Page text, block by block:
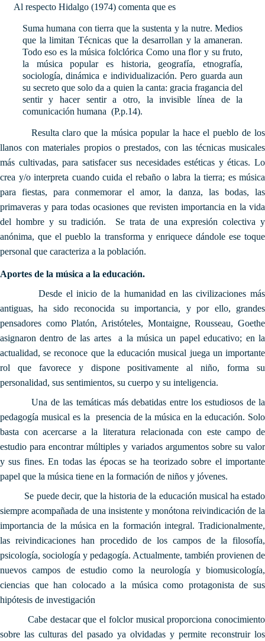
Al respecto Hidalgo (1974) comenta que es
Suma humana con tierra que la sustenta y la nutre. Medios
que la limitan Técnicas que la desarrollan y la amaneran.
Todo eso es la música folclórica Como una flor y su fruto,
la música popular es historia, geografía, etnografía,
sociología, dinámica e individualización. Pero guarda aun
su secreto que solo da a quien la canta: gracia fragancia del
sentir y hacer sentir a otro, la invisible línea de la
comunicación humana (P.p.14).
Resulta claro que la música popular la hace el pueblo de los
llanos con materiales propios o prestados, con las técnicas musicales
más cultivadas, para satisfacer sus necesidades estéticas y éticas. Lo
crea y/o interpreta cuando cuida el rebaño o labra la tierra; es música
para fiestas, para conmemorar el amor, la danza, las bodas, las
primaveras y para todas ocasiones que revisten importancia en la vida
del hombre y su tradición. Se trata de una expresión colectiva y
anónima, que el pueblo la transforma y enriquece dándole ese toque
personal que caracteriza a la población.
Aportes de la música a la educación.
Desde el inicio de la humanidad en las civilizaciones más
antiguas, ha sido reconocida su importancia, y por ello, grandes
pensadores como Platón, Aristóteles, Montaigne, Rousseau, Goethe
asignaron dentro de las artes a la música un papel educativo; en la
actualidad, se reconoce que la educación musical juega un importante
rol que favorece y dispone positivamente al niño, forma su
personalidad, sus sentimientos, su cuerpo y su inteligencia.
Una de las temáticas más debatidas entre los estudiosos de la
pedagogía musical es la presencia de la música en la educación. Solo
basta con acercarse a la literatura relacionada con este campo de
estudio para encontrar múltiples y variados argumentos sobre su valor
y sus fines. En todas las épocas se ha teorizado sobre el importante
papel que la música tiene en la formación de niños y jóvenes.
Se puede decir, que la historia de la educación musical ha estado
siempre acompañada de una insistente y monótona reivindicación de la
importancia de la música en la formación integral. Tradicionalmente,
las reivindicaciones han procedido de los campos de la filosofía,
psicología, sociología y pedagogía. Actualmente, también provienen de
nuevos campos de estudio como la neurología y biomusicología,
ciencias que han colocado a la música como protagonista de sus
hipótesis de investigación
Cabe destacar que el folclor musical proporciona conocimiento
sobre las culturas del pasado ya olvidadas y permite reconstruir los